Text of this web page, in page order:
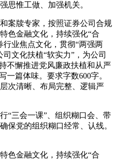
思惟工做、加强机关。
牍专家，按照证券公司合规
色金融文化，持续强化“合
业焦点文化，贯彻“两强两
文化扶植“软实力”，为公司
不懈推进党风廉政扶植和从严
一篇体味。要求字数600字。
次清晰、布局完整、逻辑严
三会一课”、组织糊口会、带
保党的组织糊口经常、认线。
金融文化，持续强化“合